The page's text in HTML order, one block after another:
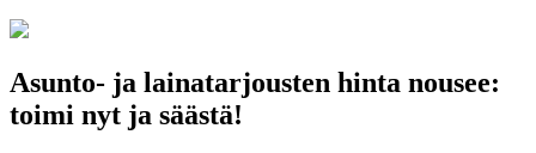
Asunto- ja lainatarjousten hinta nousee:
toimi nyt ja säästä!